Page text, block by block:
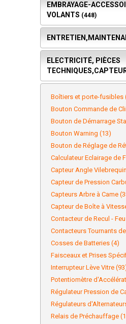
EMBRAYAGE-
VOLANTS (448)
ELECTRICITÉ, PIÈCES
Boîtiers et porte-fusibles
Bouton Commande de
Bouton de Démarrage
Bouton Warning (13)
Bouton de Réglage de
Calculateur Eclairage de
Capteur Angle
Capteur de Pression
Capteurs Arbre à Came
Capteur de Boîte à
Contacteur de Recul -
Contacteurs Tournants
Cosses de Batteries (4)
Faisceaux et Prises
Interrupteur Lève Vitre
Potentiomètre
Régulateur Pression de
Régulateurs
Relais de Préchauffage